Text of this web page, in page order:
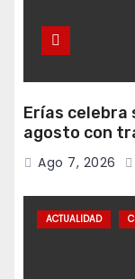
Erías celebra
agosto con
vecinal
Ago 7, 2026
ACTUALIDAD